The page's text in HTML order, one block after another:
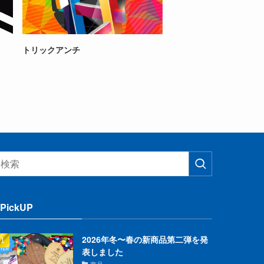
トリックアンチ
PickUP
2026年冬〜春の新商品第二弾を発
表しました